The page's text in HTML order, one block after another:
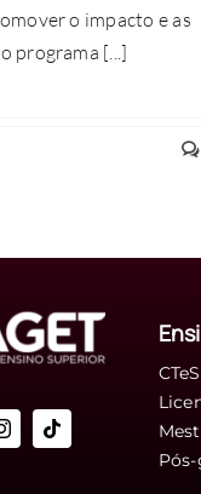
o impacto e as
programa [...]